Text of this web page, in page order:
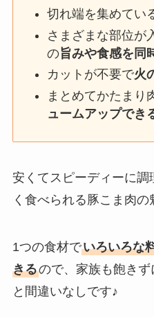
切れ端を集めてい
さまざまな部位が
の旨みや食感を同
カットが不要で火
まとめてかたまり
ュームアップでき
安くてスピーディーに調
く食べられる豚こま肉の
1つの食材でいろいろな
きるので、家族も飽き
と間違いなしです♪